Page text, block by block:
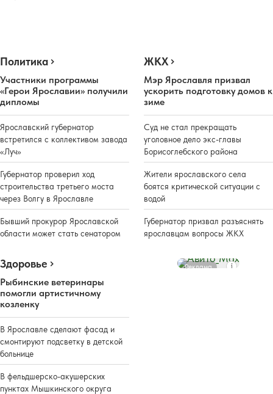
Политика
Участники программы
«Герои Ярославии» получили
дипломы
Ярославский губернатор
встретился с коллективом завода
«Луч»
Губернатор проверил ход
строительства третьего моста
через Волгу в Ярославле
Бывший прокурор Ярославской
области может стать сенатором
ЖКХ
Мэр Ярославля призвал
ускорить подготовку домов к
зиме
Суд не стал прекращать
уголовное дело экс-главы
Борисоглебского района
Жители ярославского села
боятся критической ситуации с
водой
Губернатор призвал разъяснять
ярославцам вопросы ЖКХ
Здоровье
Рыбинские ветеринары
помогли артистичному
козленку
В Ярославле сделают фасад и
смонтируют подсветку в детской
больнице
В фельдшерско-акушерских
пунктах Мышкинского округа
Реклама